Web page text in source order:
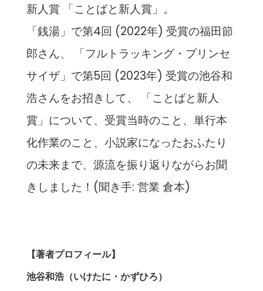
新人賞 「ことばと新人賞」。
「銭湯」で第4回 (2022年) 受賞の福田節
郎さん、 「フルトラッキング・プリンセ
サイザ」で第5回 (2023年) 受賞の池谷和
浩さんをお招きして、 「ことばと新人
賞」について、受賞当時のこと、単行本
化作業のこと、小説家になったおふたり
の未来まで、源流を振り返りながらお聞
きしました！(聞き手: 営業 倉本)
【著者プロフィール】
池谷和浩（いけたに・かずひろ）